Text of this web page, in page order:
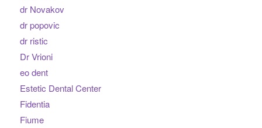
dr Novakov
dr popovic
dr ristic
Dr Vrioni
eo dent
Estetic Dental Center
Fidentia
Fiume